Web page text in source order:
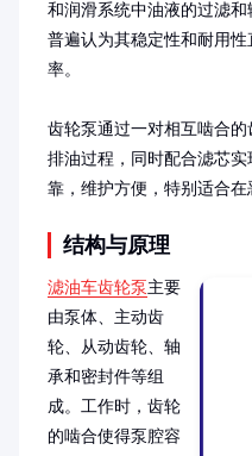
和润滑系统中油液的过滤
普遍认为其稳定性和耐用
率。
齿轮泵通过一对相互啮合
排油过程，同时配合滤芯
靠，维护方便，特别适合在
结构与原理
滤油车齿轮泵 主要
由泵体、主动齿
轮、从动齿轮、轴
承和密封件等组
成。工作时，齿轮
的啮合使得泵腔容